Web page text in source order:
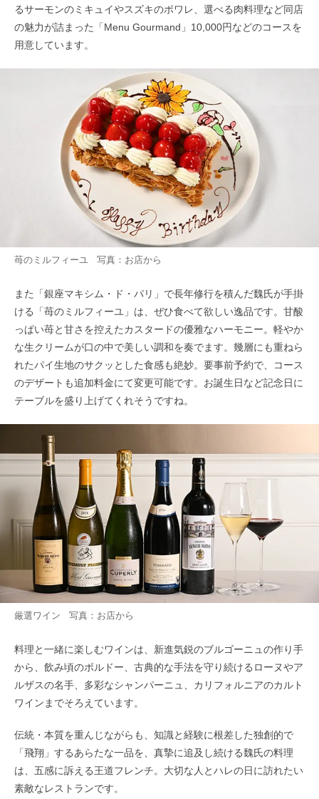
るサーモンのミキュイやスズキのポワレ、選べる肉料理など同店
の魅力が詰まった「Menu Gourmand」10,000円などのコースを
用意しています。
苺のミルフィーユ 写真：お店から
また「銀座マキシム・ド・パリ」で長年修行を積んだ魏氏が手掛
ける「苺のミルフィーユ」は、ぜひ食べて欲しい逸品です。甘酸
っぱい苺と甘さを控えたカスタードの優雅なハーモニー。軽やか
な生クリームが口の中で美しい調和を奏でます。幾層にも重ねら
れたパイ生地のサクッとした食感も絶妙。要事前予約で、コース
のデザートも追加料金にて変更可能です。お誕生日など記念日に
テーブルを盛り上げてくれそうですね。
厳選ワイン 写真：お店から
料理と一緒に楽しむワインは、新進気鋭のブルゴーニュの作り手
から、飲み頃のボルドー、古典的な手法を守り続けるローヌやア
ルザスの名手、多彩なシャンパーニュ、カリフォルニアのカルト
ワインまでそろえています。
伝統・本質を重んじながらも、知識と経験に根差した独創的で
「飛翔」するあらたな一品を、真摯に追及し続ける魏氏の料理
は、五感に訴える王道フレンチ。大切な人とハレの日に訪れたい
素敵なレストランです。